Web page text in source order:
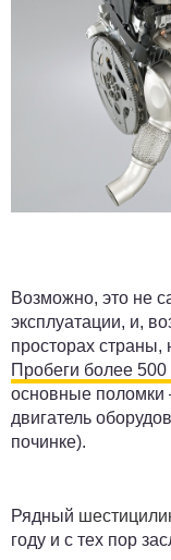
Возможно, это не
эксплуатации, и,
просторах
Пробеги более 500
основные поломки
двигатель
починке).
Рядный
году и с тех пор